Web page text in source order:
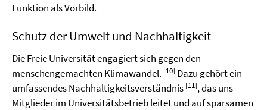
Funktion als Vorbild.
Schutz der Umwelt und Nachhaltigkeit
Die Freie Universität engagiert sich gegen den
menschengemachten Klimawandel. [10] Dazu gehört ein
umfassendes Nachhaltigkeitsverständnis [11], das uns
Mitglieder im Universitätsbetrieb leitet und auf sparsamen